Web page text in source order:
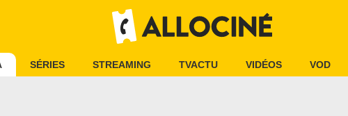
SÉRIES STREAMING TVACTU VIDÉOS VOD